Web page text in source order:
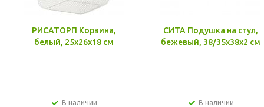
РИСАТОРП Корзина,
белый, 25x26x18 см
В наличии
СИТА Подушка на стул,
бежевый, 38/35x38x2 см
В наличии